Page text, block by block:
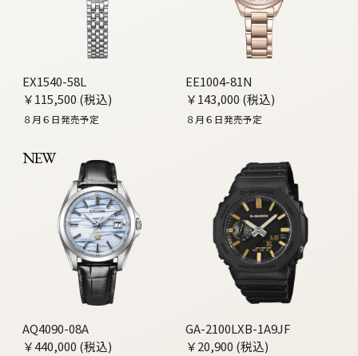
EX1540-58L
￥115,500 (税込)
８月６日発売予定
EE1004-81N
￥143,000 (税込)
８月６日発売予定
NEW
AQ4090-08A
￥440,000 (税込)
GA-2100LXB-1A9JF
￥20,900 (税込)